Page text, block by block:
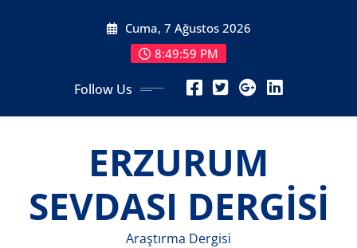
Cuma, 7 Ağustos 2026
8:50:01 PM
Follow Us
ERZURUM
SEVDASI DERGİSİ
Araştırma Dergisi